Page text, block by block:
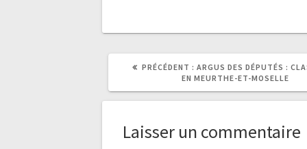
PRÉCÉDENT :
ARTICLE
PRÉCÉDENT
ARGUS DES DÉPUTÉS :
EN MEURTHE-ET-MOSELLE
ARTICLE
SUIVANT
Laisser un commentaire